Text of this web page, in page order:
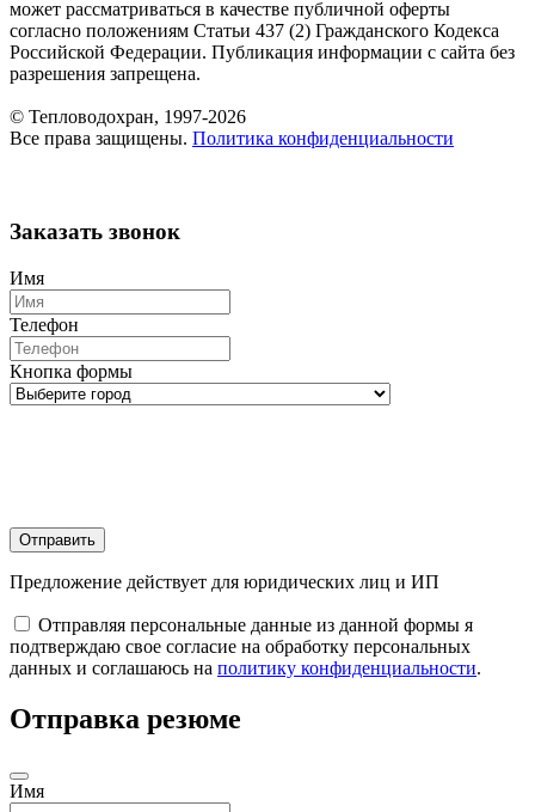
может рассматриваться в качестве публичной оферты
согласно положениям Статьи 437 (2) Гражданского Кодекса
Российской Федерации. Публикация информации с сайта без
разрешения запрещена.
© Тепловодохран, 1997-2026
Все права защищены. Политика конфиденциальности
Заказать звонок
Имя
Телефон
Кнопка формы
Отправить
Предложение действует для юридических лиц и ИП
Отправляя персональные данные из данной формы я
подтверждаю свое согласие на обработку персональных
данных и соглашаюсь на политику конфиденциальности.
Отправка резюме
Имя